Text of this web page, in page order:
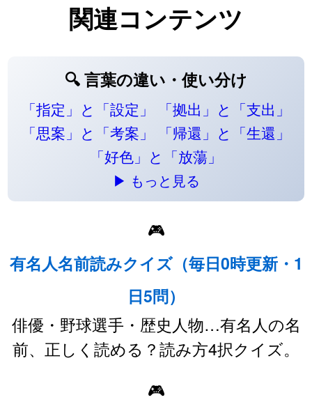
関連コンテンツ
🔍 言葉の違い・使い分け
「指定」と「設定」
「拠出」と「支出」
「思案」と「考案」
「帰還」と「生還」
「好色」と「放蕩」
▶ もっと見る
🎮
有名人名前読みクイズ（毎日0時更新・1
日5問）
俳優・野球選手・歴史人物…有名人の名
前、正しく読める？読み方4択クイズ。
🎮